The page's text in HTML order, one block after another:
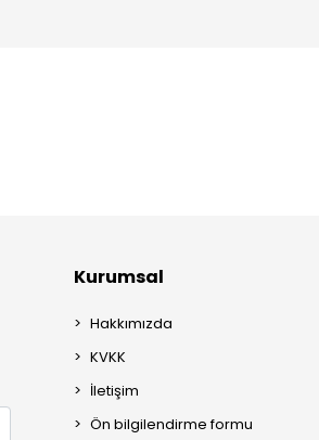
Kurumsal
Hakkımızda
KVKK
İletişim
Ön bilgilendirme formu